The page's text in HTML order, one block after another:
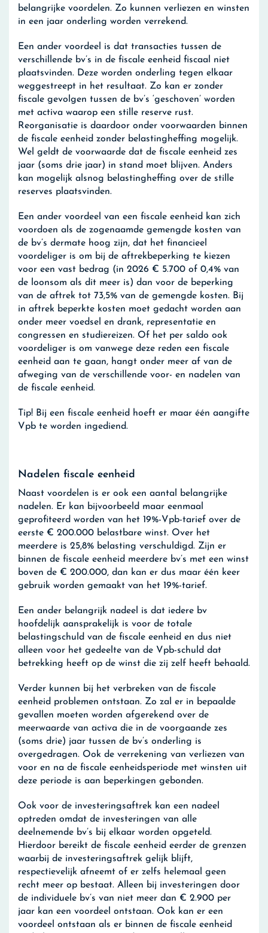
belangrijke voordelen. Zo kunnen verliezen en winsten
in een jaar onderling worden verrekend.
Een ander voordeel is dat transacties tussen de
verschillende bv’s in de fiscale eenheid fiscaal niet
plaatsvinden. Deze worden onderling tegen elkaar
weggestreept in het resultaat. Zo kan er zonder
fiscale gevolgen tussen de bv’s ‘geschoven’ worden
met activa waarop een stille reserve rust.
Reorganisatie is daardoor onder voorwaarden binnen
de fiscale eenheid zonder belastingheffing mogelijk.
Wel geldt de voorwaarde dat de fiscale eenheid zes
jaar (soms drie jaar) in stand moet blijven. Anders
kan mogelijk alsnog belastingheffing over de stille
reserves plaatsvinden.
Een ander voordeel van een fiscale eenheid kan zich
voordoen als de zogenaamde gemengde kosten van
de bv’s dermate hoog zijn, dat het financieel
voordeliger is om bij de aftrekbeperking te kiezen
voor een vast bedrag (in 2026 € 5.700 of 0,4% van
de loonsom als dit meer is) dan voor de beperking
van de aftrek tot 73,5% van de gemengde kosten. Bij
in aftrek beperkte kosten moet gedacht worden aan
onder meer voedsel en drank, representatie en
congressen en studiereizen. Of het per saldo ook
voordeliger is om vanwege deze reden een fiscale
eenheid aan te gaan, hangt onder meer af van de
afweging van de verschillende voor- en nadelen van
de fiscale eenheid.
Tip! Bij een fiscale eenheid hoeft er maar één aangifte
Vpb te worden ingediend.
Nadelen fiscale eenheid
Naast voordelen is er ook een aantal belangrijke
nadelen. Er kan bijvoorbeeld maar eenmaal
geprofiteerd worden van het 19%-Vpb-tarief over de
eerste € 200.000 belastbare winst. Over het
meerdere is 25,8% belasting verschuldigd. Zijn er
binnen de fiscale eenheid meerdere bv’s met een winst
boven de € 200.000, dan kan er dus maar één keer
gebruik worden gemaakt van het 19%-tarief.
Een ander belangrijk nadeel is dat iedere bv
hoofdelijk aansprakelijk is voor de totale
belastingschuld van de fiscale eenheid en dus niet
alleen voor het gedeelte van de Vpb-schuld dat
betrekking heeft op de winst die zij zelf heeft behaald.
Verder kunnen bij het verbreken van de fiscale
eenheid problemen ontstaan. Zo zal er in bepaalde
gevallen moeten worden afgerekend over de
meerwaarde van activa die in de voorgaande zes
(soms drie) jaar tussen de bv’s onderling is
overgedragen. Ook de verrekening van verliezen van
voor en na de fiscale eenheidsperiode met winsten uit
deze periode is aan beperkingen gebonden.
Ook voor de investeringsaftrek kan een nadeel
optreden omdat de investeringen van alle
deelnemende bv’s bij elkaar worden opgeteld.
Hierdoor bereikt de fiscale eenheid eerder de grenzen
waarbij de investeringsaftrek gelijk blijft,
respectievelijk afneemt of er zelfs helemaal geen
recht meer op bestaat. Alleen bij investeringen door
de individuele bv’s van niet meer dan € 2.900 per
jaar kan een voordeel ontstaan. Ook kan er een
voordeel ontstaan als er binnen de fiscale eenheid